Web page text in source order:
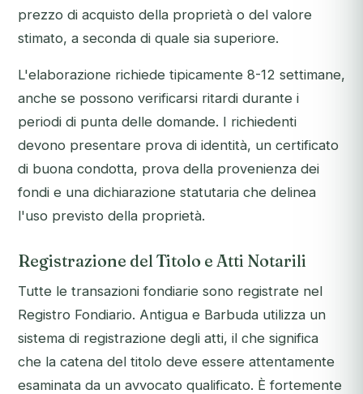
prezzo di acquisto della proprietà o del valore
stimato, a seconda di quale sia superiore.
L'elaborazione richiede tipicamente 8-12 settimane,
anche se possono verificarsi ritardi durante i
periodi di punta delle domande. I richiedenti
devono presentare prova di identità, un certificato
di buona condotta, prova della provenienza dei
fondi e una dichiarazione statutaria che delinea
l'uso previsto della proprietà.
Registrazione del Titolo e Atti Notarili
Tutte le transazioni fondiarie sono registrate nel
Registro Fondiario. Antigua e Barbuda utilizza un
sistema di registrazione degli atti, il che significa
che la catena del titolo deve essere attentamente
esaminata da un avvocato qualificato. È fortemente